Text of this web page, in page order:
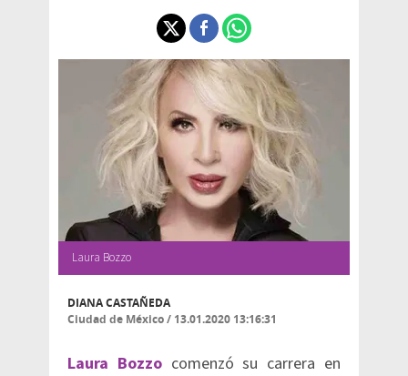
Laura Bozzo
DIANA CASTAÑEDA
Ciudad de México/ 13.01.2020 13:16:31
Laura Bozzocomenzó su carrera en